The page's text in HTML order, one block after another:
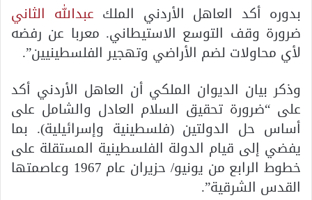
بدوره أكد العاهل الأردني الملك عبدالله الثاني
ضرورة وقف التوسع الاستيطاني. معربا عن رفضه
لأي محاولات لضم الأراضي وتهجير الفلسطينيين”.
وذكر بيان الديوان الملكي أن العاهل الأردني أكد
على “ضرورة تحقيق السلام العادل والشامل على
أساس حل الدولتين (فلسطينية وإسرائيلية). بما
يفضي إلى قيام الدولة الفلسطينية المستقلة على
خطوط الرابع من يونيو/ حزيران عام 1967 وعاصمتها
القدس الشرقية”.